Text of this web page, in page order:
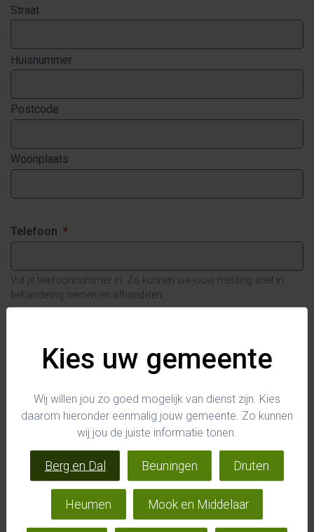
Straat
Huisnummer
Postcode
Woonplaats
Telefoon *
Vul je telefoonnummer in. Zo kunnen we jouw melding snel in
behandeling nemen en afhandelen.
Kies uw gemeente
Wij willen jou zo goed mogelijk van dienst zijn. Kies
daarom hieronder eenmalig jouw gemeente. Zo kunnen
wij jou de juiste informatie tonen.
Berg en Dal Beuningen Druten
Heumen Mook en Middelaar